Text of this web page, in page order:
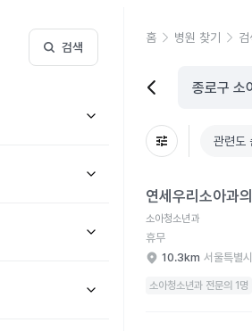
검색
홈 병원 찾기
관련도
연세우리소아과
소아청소년과
휴무
10.3km 서울특별
소아청소년과 전문의 1명